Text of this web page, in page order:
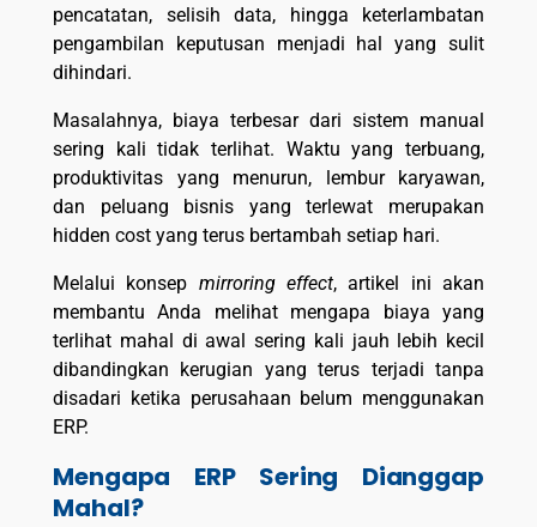
pencatatan, selisih data, hingga keterlambatan
pengambilan keputusan menjadi hal yang sulit
dihindari.
Masalahnya, biaya terbesar dari sistem manual
sering kali tidak terlihat. Waktu yang terbuang,
produktivitas yang menurun, lembur karyawan,
dan peluang bisnis yang terlewat merupakan
hidden cost yang terus bertambah setiap hari.
Melalui konsep mirroring effect, artikel ini akan
membantu Anda melihat mengapa biaya yang
terlihat mahal di awal sering kali jauh lebih kecil
dibandingkan kerugian yang terus terjadi tanpa
disadari ketika perusahaan belum menggunakan
ERP.
Mengapa ERP Sering Dianggap
Mahal?